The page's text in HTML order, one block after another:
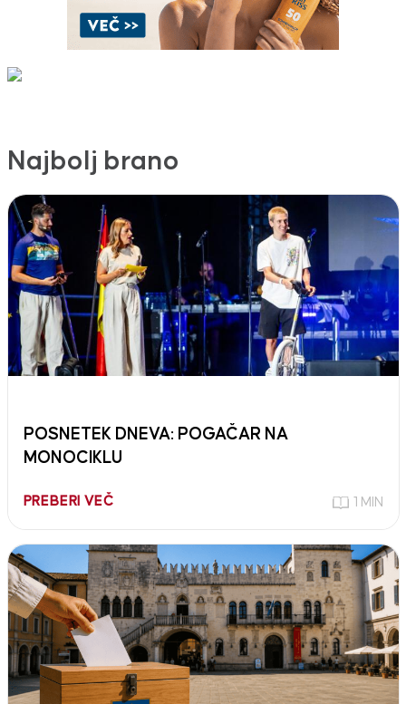
Najbolj brano
POSNETEK DNEVA: POGAČAR NA
MONOCIKLU
PREBERI VEČ 1 MIN